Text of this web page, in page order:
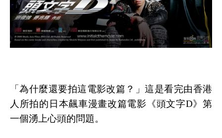
「為什麼還要拍這電影改篇？」這是看完由香港
人所拍的日本飆車漫畫改篇電影《頭文字D》第
一個湧上心頭的問題。